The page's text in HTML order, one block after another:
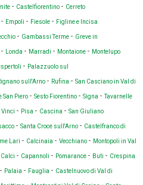
- Castelfiorentino - Cerreto
- Empoli - Fiesole - Figline e Incisa
- Gambassi Terme - Greve in
- Londa - Marradi - Montaione - Montelupo
- Palazzuolo sul
sull'Arno - Rufina - San Casciano in Val di
San Piero - Sesto Fiorentino - Signa -Tavarnelle
Vinci - Pisa - Cascina - San Giuliano
- Santa Croce sull'Arno - Castelfranco di
Lari - Calcinaia - Vecchiano - Montopoli in Val
Calci - Capannoli - Pomarance - Buti - Crespina
- Palaia - Fauglia - Castelnuovo di Val di